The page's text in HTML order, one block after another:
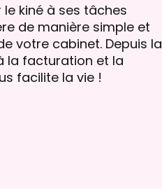
kiné à ses tâches
de manière simple et
votre cabinet. Depuis la
la facturation et la
facilite la vie !